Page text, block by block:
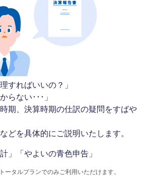
すればいいの？」
らない･･･」
期、決算時期の仕訳の疑問をすばや
どを具体的にご説明いたします。
」「やよいの青色申告」
ータルプランでのみご利用いただけます。